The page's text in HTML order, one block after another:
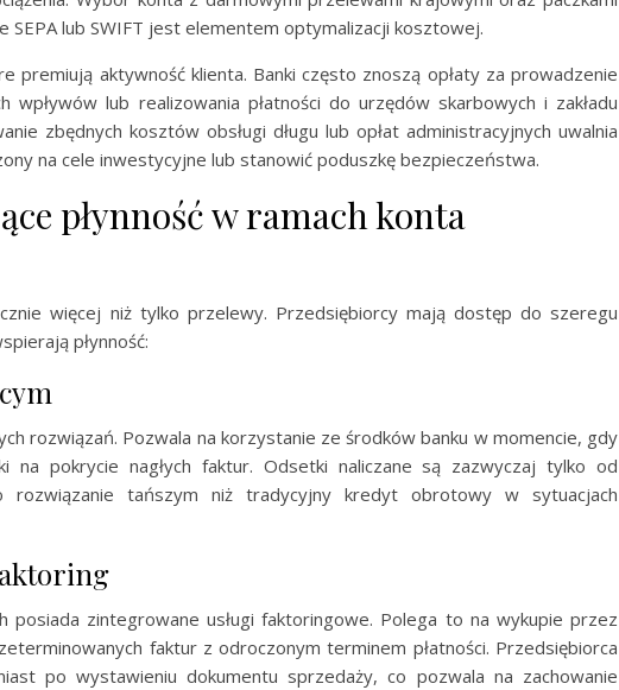
lub SWIFT jest elementem optymalizacji kosztowej.
premiują aktywność klienta. Banki często znoszą opłaty za prowadzenie
wpływów lub realizowania płatności do urzędów skarbowych i zakładu
zbędnych kosztów obsługi długu lub opłat administracyjnych uwalnia
na cele inwestycyjne lub stanowić poduszkę bezpieczeństwa.
płynność w ramach konta
więcej niż tylko przelewy. Przedsiębiorcy mają dostęp do szeregu
płynność:
rozwiązań. Pozwala na korzystanie ze środków banku w momencie, gdy
na pokrycie nagłych faktur. Odsetki naliczane są zazwyczaj tylko od
tańszym niż tradycyjny kredyt obrotowy w sytuacjach
posiada zintegrowane usługi faktoringowe. Polega to na wykupie przez
faktur z odroczonym terminem płatności. Przedsiębiorca
po wystawieniu dokumentu sprzedaży, co pozwala na zachowanie